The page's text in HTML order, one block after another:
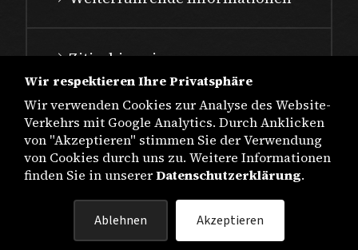
Zitierhinweis
DATENSCHUTZ
Wir respektieren Ihre Privatsphäre
Wir verwenden Cookies zur Analyse des Website-
Verkehrs mit Google Analytics. Durch Anklicken
von "Akzeptieren" stimmen Sie der Verwendung
von Cookies durch uns zu. Weitere Informationen
finden Sie in unsererDatenschutzerklärung.
Ablehnen Akzeptieren